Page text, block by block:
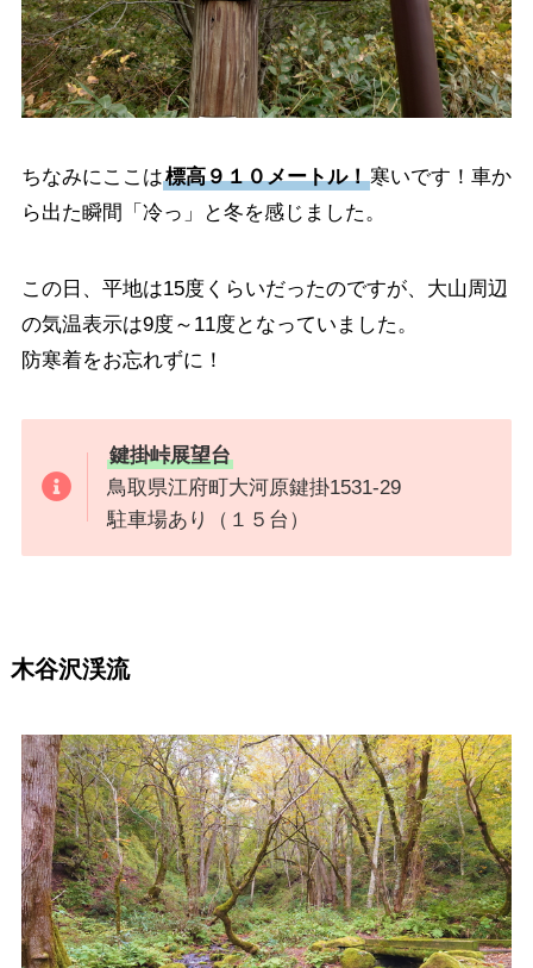
ちなみにここは標高９１０メートル！寒いです！車か
ら出た瞬間「冷っ」と冬を感じました。
この日、平地は15度くらいだったのですが、大山周辺
の気温表示は9度～11度となっていました。
防寒着をお忘れずに！
鍵掛峠展望台
鳥取県江府町大河原鍵掛1531-29
駐車場あり（１５台）
木谷沢渓流